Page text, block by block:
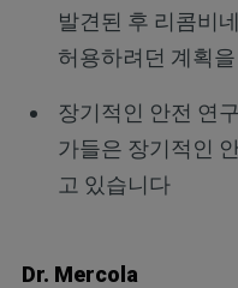
발견된 후 리콤비
허용하려던 계획
장기적인 안전 연
가들은 장기적인
고 있습니다
Dr. Mercola